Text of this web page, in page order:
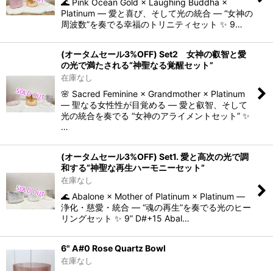
🌊 Pink Ocean Gold × Laughing Buddha ×
Platinum ― 愛と喜び、そして光の統合 ― “女神の
周波数”を奏でる幸福のトリニティセット ✨ 9…
(オータムセール3%OFF) Set2 女神の叡智と愛
の光で満たされる“神聖なる覚醒セット”
在庫なし
🌸 Sacred Feminine × Grandmother × Platinum
― 聖なる女性性が目覚める ― 愛と叡智、そして
光の統合を奏でる “女神のアライメントセット” ✨
…
(オータムセール3%OFF) Set1. 愛と高次の光で調
和する“神聖な再生ハーモニーセット”
在庫なし
🌊 Abalone × Mother of Platinum × Platinum ―
浄化・慈愛・統合 ― “魂の再生”を奏でる光のヒー
リングセット ✨ 9” D#+15 Abal…
6" A#0 Rose Quartz Bowl
在庫なし